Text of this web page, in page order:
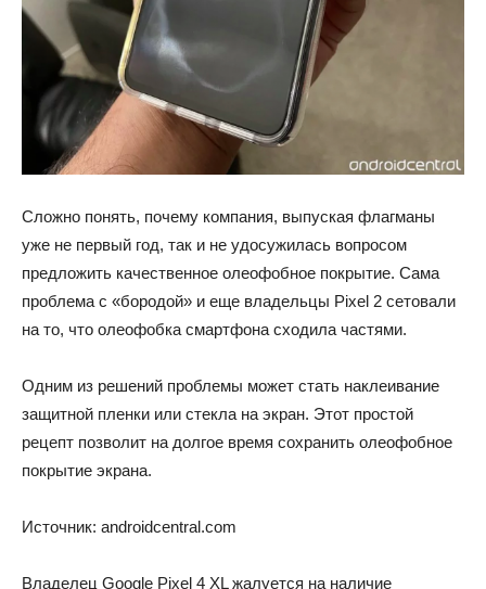
Сложно понять, почему компания, выпуская флагманы
уже не первый год, так и не удосужилась вопросом
предложить качественное олеофобное покрытие. Сама
проблема с «бородой» и еще владельцы Pixel 2 сетовали
на то, что олеофобка смартфона сходила частями.
Одним из решений проблемы может стать наклеивание
защитной пленки или стекла на экран. Этот простой
рецепт позволит на долгое время сохранить олеофобное
покрытие экрана.
Источник: androidcentral.com
Владелец Google Pixel 4 XL жалуется на наличие